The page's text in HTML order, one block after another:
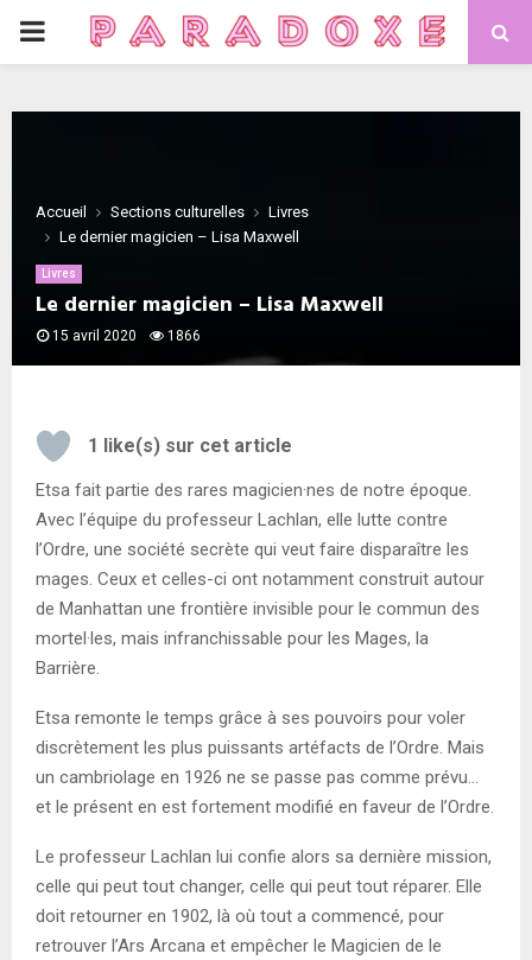
PRIMARY
Accueil Sections culturelles
Livres
Le dernier magicien – Lisa Maxwell
Livres
Le dernier magicien – Lisa Maxwell
15 avril 2020 1866
1 like(s) sur cet article
Etsa fait partie des rares magicien·nes de notre époque.
Avec l’équipe du professeur Lachlan, elle lutte contre
l’Ordre, une société secrète qui veut faire disparaître les
mages. Ceux et celles-ci ont notamment construit autour
de Manhattan une frontière invisible pour le commun des
mortel·les, mais infranchissable pour les Mages, la
Barrière.
Etsa remonte le temps grâce à ses pouvoirs pour voler
discrètement les plus puissants artéfacts de l’Ordre. Mais
un cambriolage en 1926 ne se passe pas comme prévu…
et le présent en est fortement modifié en faveur de l’Ordre.
Le professeur Lachlan lui confie alors sa dernière mission,
celle qui peut tout changer, celle qui peut tout réparer. Elle
doit retourner en 1902, là où tout a commencé, pour
retrouver l’Ars Arcana et empêcher le Magicien de le